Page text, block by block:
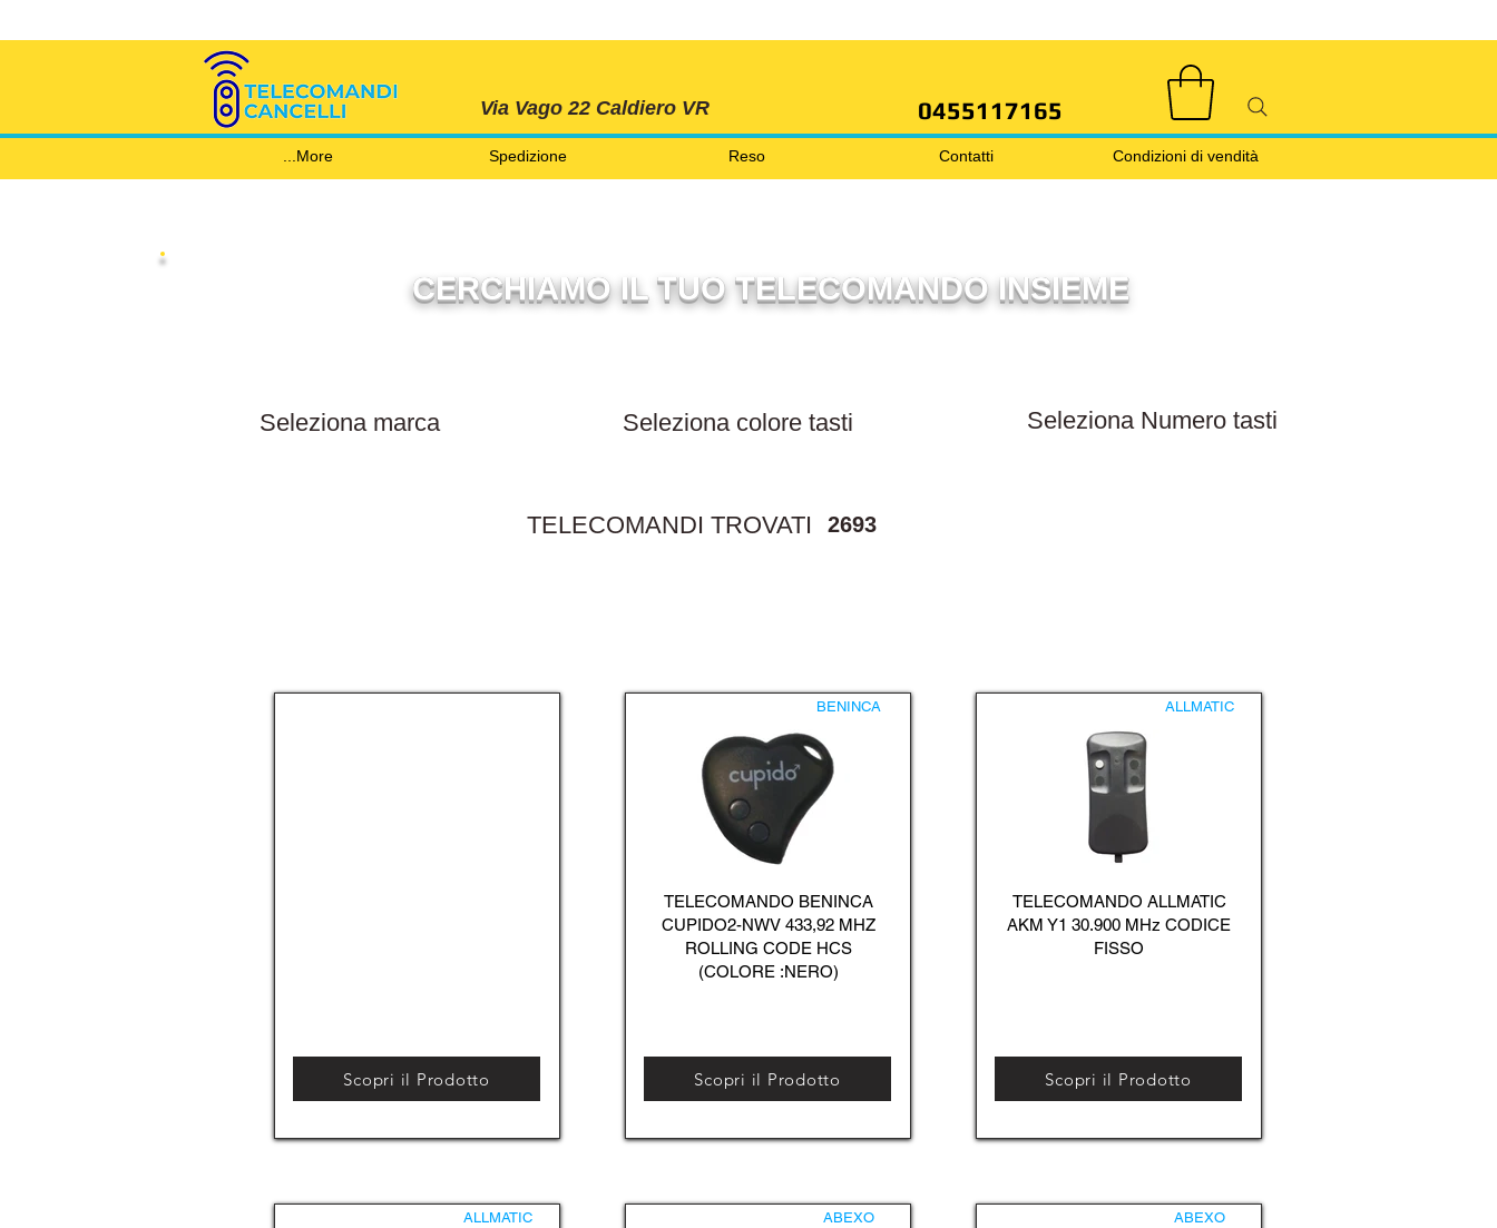
Via Vago 22 Caldiero VR 0455117165
Condizioni di vendità
Contatti
Reso
Spedizione
More...
CERCHIAMO IL TUO TELECOMANDO INSIEME
TELECOMANDI TROVATI 2693
Scopri il Prodotto
ALLMATIC
BENINCA
TELECOMANDO BENINCA
CUPIDO2-NWV 433,92 MHZ
ROLLING CODE HCS
(COLORE :NERO)
Scopri il Prodotto
ABEXO
ALLMATIC
TELECOMANDO ALLMATIC
AKM Y1 30.900 MHz CODICE
FISSO
Scopri il Prodotto
ABEXO